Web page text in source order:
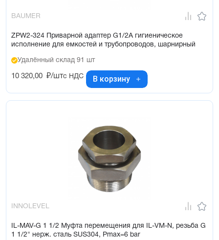
BAUMER
ZPW2-324 Приварной адаптер G1/2A гигиеническое
исполнение для емкостей и трубопроводов, шарнирный
Удалённый склад 91 шт
10 320,00 ₽/штс НДС В корзину
INNOLEVEL
IL-MAV-G 1 1/2 Муфта перемещения для IL-VM-N, резьба G
1 1/2" нерж. сталь SUS304, Pmax=6 bar